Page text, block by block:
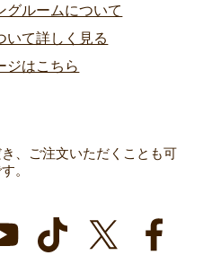
、ご注文いただくことも可
。